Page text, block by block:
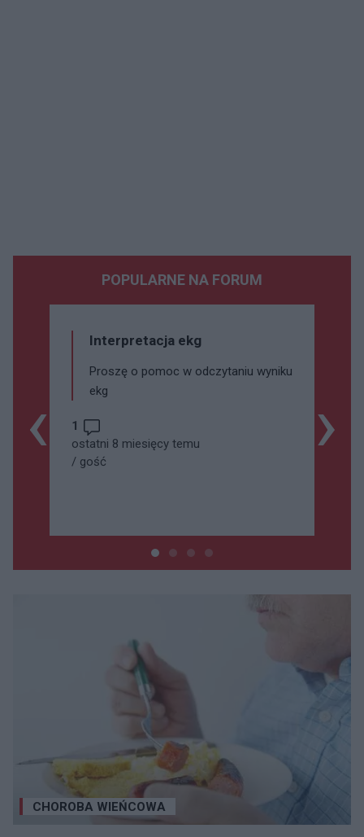
POPULARNE NA FORUM
Interpretacja ekg
Proszę o pomoc w odczytaniu wyniku
ekg
1
ostatni 8 miesięcy temu
/ gość
‹ ›
CHOROBA WIEŃCOWA